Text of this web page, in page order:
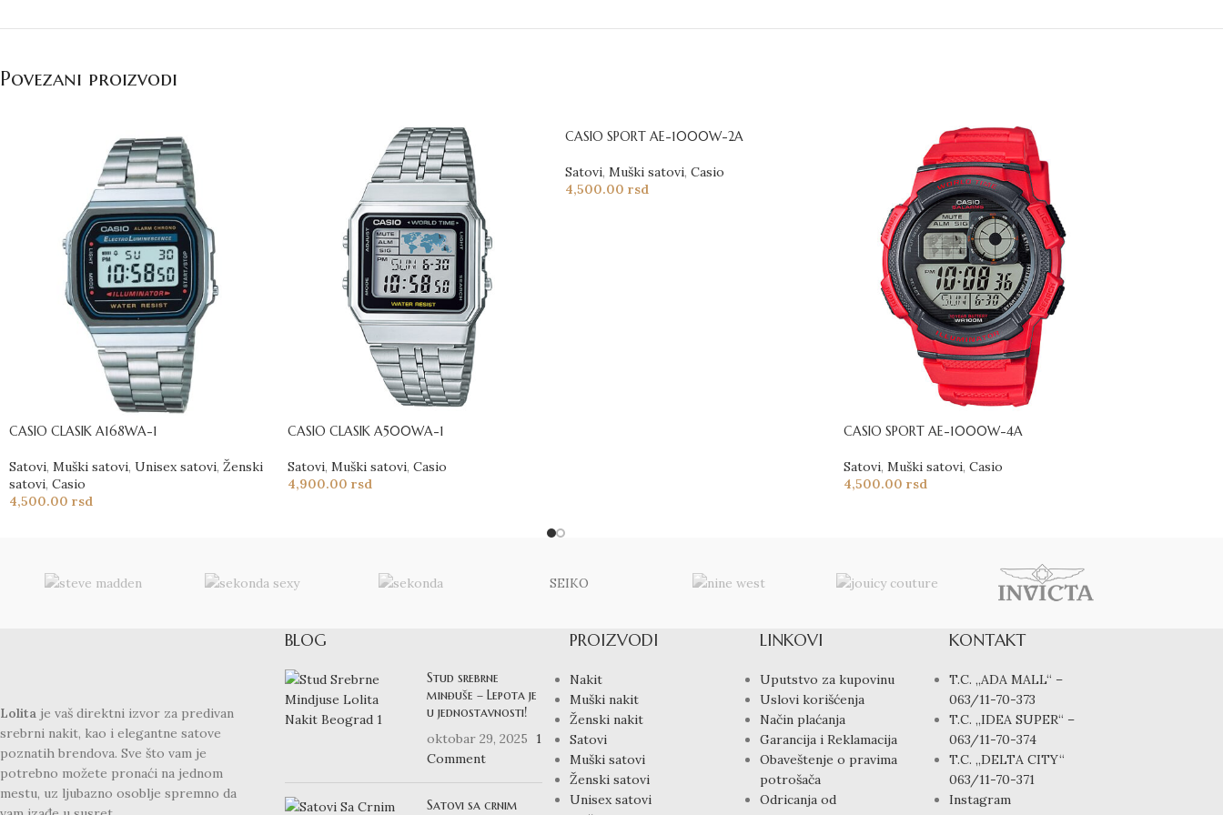
Povezani proizvodi
CASIO CLASIK A168WA-1
Satovi, Muški satovi, Unisex satovi, Ženski
satovi, Casio
4,500.00 rsd
CASIO CLASIK A500WA-1
Satovi, Muški satovi, Casio
4,900.00 rsd
CASIO SPORT AE-1000W-2A
Satovi, Muški satovi, Casio
4,500.00 rsd
CASIO SPORT AE-1000W-4A
Satovi, Muški satovi, Casio
4,500.00 rsd
SEIKO
Lolita je vaš direktni izvor za predivan
srebrni nakit, kao i elegantne satove
poznatih brendova. Sve što vam je
potrebno možete pronaći na jednom
mestu, uz ljubazno osoblje spremno da
BLOG
Stud srebrne
minđuše – Lepota je
u jednostavnosti!
oktobar 29, 2025
1
Comment
Satovi sa crnim
PROIZVODI
Nakit
Muški nakit
Ženski nakit
Satovi
Muški satovi
Ženski satovi
Unisex satovi
LINKOVI
Uputstvo za kupovinu
Uslovi korišćenja
Način plaćanja
Garancija i Reklamacija
Obaveštenje o pravima
potrošača
Odricanja od
KONTAKT
T.C. „ADA MALL“ –
063/11-70-373
T.C. „IDEA SUPER“ –
063/11-70-374
T.C. „DELTA CITY“
063/11-70-371
Instagram